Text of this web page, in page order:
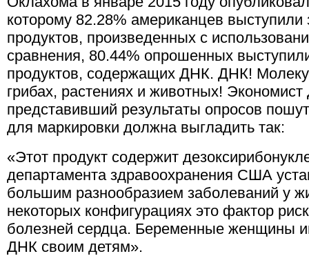
которому 82.28% американцев выступили
продуктов, произведенных с
сравнения, 80.44% опрошенных
продуктов, содержащих ДНК. ДНК!
грибах, растениях и животных!
представивший результаты опросов
для маркировки должна выгладить так:
«Этот продукт содержит
департамента здравоохранения США
большим разнообразием заболеваний у
некоторых конфигурациях это фактор
болезней сердца. Беременные женщины
ДНК своим детям».